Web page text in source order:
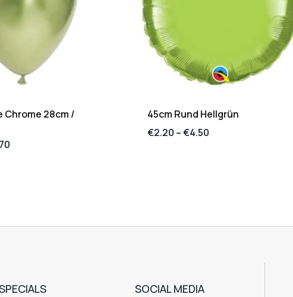
Chrome 28cm /
45cm Rund Hellgrün
€2.20 –€4.50
SOCIAL MEDIA